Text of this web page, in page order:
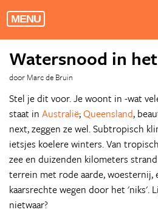
MENU
Watersnood in
door Marc de Bruin
Stel je dit voor. Je woont in -wat
staat in Australië;Queensland,
next, zeggen ze wel. Subtropisch
ietsjes koelere winters. Van
zee en duizenden kilometers
terrein met rode aarde, woesternij,
kaarsrechte wegen door het 'niks'.
nietwaar?